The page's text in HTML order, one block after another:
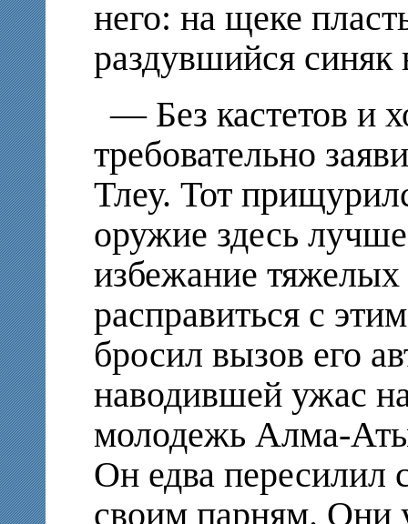
него: на щеке
раздувшийся синяк
— Без кастетов и
требовательно
Тлеу. Тот
оружие здесь
избежание
расправиться с
бросил вызов его
наводившей ужас
молодежь Алма-
Он едва пересилил
своим парням. Они